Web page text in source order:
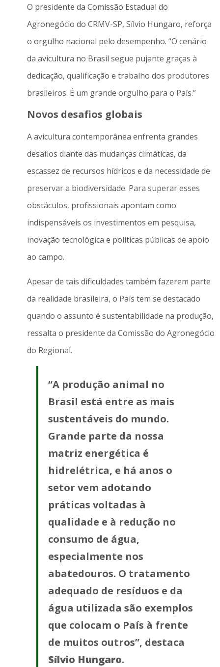
O presidente da Comissão Estadual do
Agronegócio do CRMV-SP, Sílvio Hungaro, reforça
o orgulho nacional pelo desempenho. “O cenário
da avicultura no Brasil segue pujante graças à
dedicação, qualificação e trabalho dos produtores
brasileiros. É um grande orgulho para o País.”
Novos desafios globais
A avicultura contemporânea enfrenta grandes
desafios diante das mudanças climáticas, da
escassez de recursos hídricos e da necessidade de
preservar a biodiversidade. Para superar esses
obstáculos, profissionais apontam como
indispensáveis os investimentos em pesquisa,
inovação tecnológica e políticas públicas de apoio
ao campo.
Apesar de tais dificuldades também fazerem parte
da realidade brasileira, o País tem se destacado
quando o assunto é sustentabilidade na produção,
ressalta o presidente da Comissão do Agronegócio
do Regional.
“A produção animal no
Brasil está entre as mais
sustentáveis do mundo.
Grande parte da nossa
matriz energética é
hidrelétrica, e há anos o
setor vem adotando
práticas voltadas à
qualidade e à redução no
consumo de água,
especialmente nos
abatedouros. O tratamento
adequado de resíduos e da
água utilizada são exemplos
que colocam o País à frente
de muitos outros”, destaca
Sílvio Hungaro.